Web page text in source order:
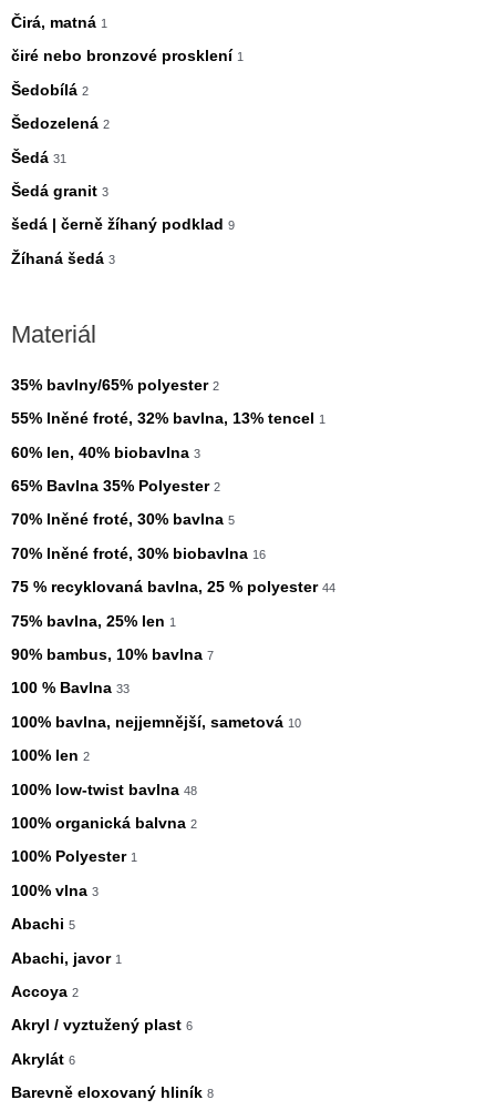
Čirá, matná 1
čiré nebo bronzové prosklení 1
Šedobílá 2
Šedozelená 2
Šedá 31
Šedá granit 3
šedá | černě žíhaný podklad 9
Žíhaná šedá 3
Materiál
35% bavlny/65% polyester 2
55% lněné froté, 32% bavlna, 13% tencel 1
60% len, 40% biobavlna 3
65% Bavlna 35% Polyester 2
70% lněné froté, 30% bavlna 5
70% lněné froté, 30% biobavlna 16
75 % recyklovaná bavlna, 25 % polyester 44
75% bavlna, 25% len 1
90% bambus, 10% bavlna 7
100 % Bavlna 33
100% bavlna, nejjemnější, sametová 10
100% len 2
100% low-twist bavlna 48
100% organická balvna 2
100% Polyester 1
100% vlna 3
Abachi 5
Abachi, javor 1
Accoya 2
Akryl / vyztužený plast 6
Akrylát 6
Barevně eloxovaný hliník 8